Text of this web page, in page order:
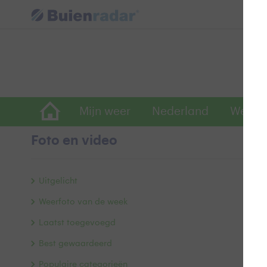
Mijn weer Nederland
Foto en video
Uitgelicht
Weerfoto van de week
Laatst toegevoegd
Best gewaardeerd
Populaire categorieën